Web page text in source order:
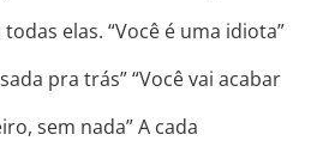
elas. “Você é uma idiota”
pra trás” “Você vai acabar
sem nada” A cada